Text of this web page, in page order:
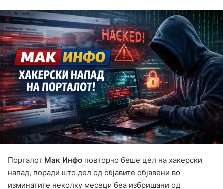
Порталот Мак Инфо повторно беше цел на хакерски
напад, поради што дел од објавите објавени во
изминатите неколку месеци беа избришани од